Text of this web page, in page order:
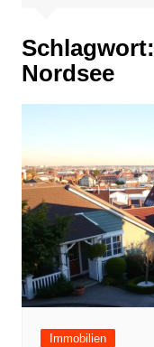
Schlagwort:
Nordsee
Immobilien